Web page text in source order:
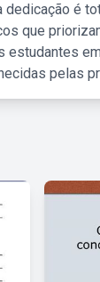
dedicação é
que
estudantes
pelas